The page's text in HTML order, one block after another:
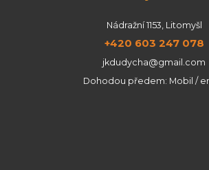
Nádražní 1153, Litomyšl
+420 603 247 078
jkdudycha@gmail.com
Dohodou předem: Mobil /